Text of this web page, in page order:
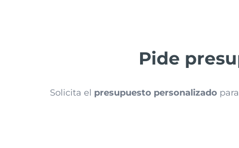
Pide
Solicita el presupuesto personalizado